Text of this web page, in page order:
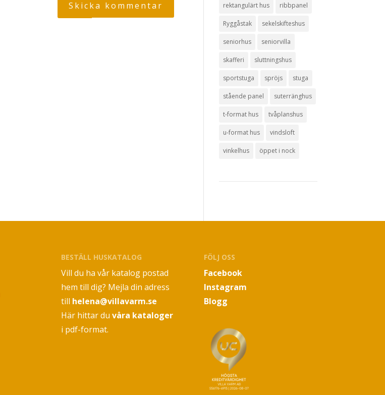
rektangulärt hus ribbpanel
Ryggåstak sekelskifteshus
seniorhus seniorvilla
skafferi sluttningshus
sportstuga spröjs stuga
stående panel suterränghus
t-format hus tvåplanshus
u-format hus vindsloft
vinkelhus öppet i nock
BESTÄLL HUSKATALOG
Vill du ha vår katalog postad
hem till dig? Mejla din adress
till helena@villavarm.se
Här hittar du våra kataloger
i pdf-format.
FÖLJ OSS
Facebook
Instagram
Blogg